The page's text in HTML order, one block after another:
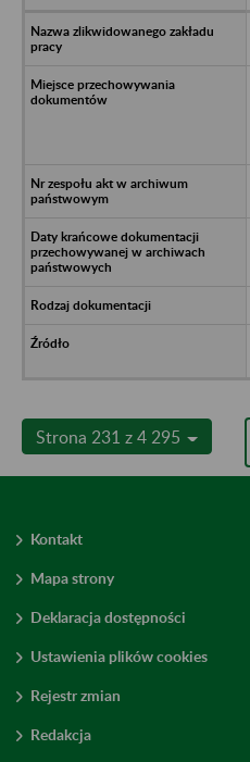
Strona 231 z 4 295
Kontakt
Mapa strony
Deklaracja dostępności
Ustawienia plików cookies
Rejestr zmian
Redakcja